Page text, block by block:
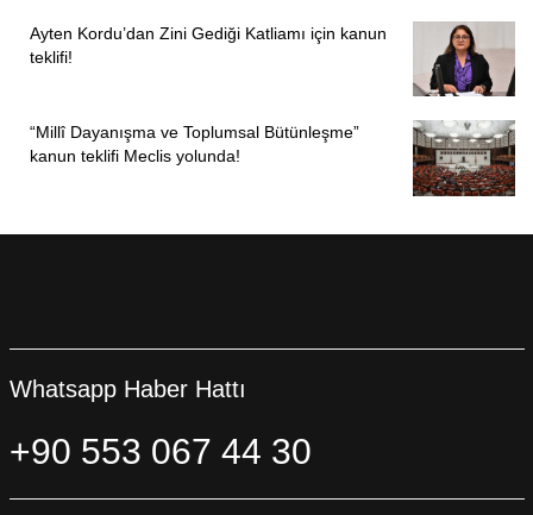
Ayten Kordu’dan Zini Gediği Katliamı için kanun
teklifi!
“Millî Dayanışma ve Toplumsal Bütünleşme”
kanun teklifi Meclis yolunda!
Whatsapp Haber Hattı
+90 553 067 44 30